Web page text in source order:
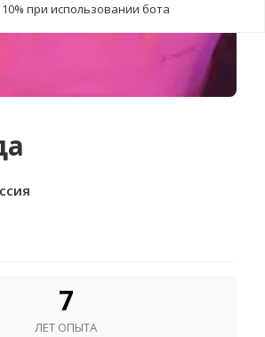
при использовании бота
7
ЛЕТ ОПЫТА